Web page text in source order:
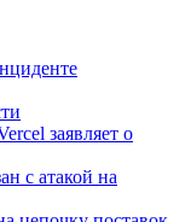
заявляет о
с атакой на